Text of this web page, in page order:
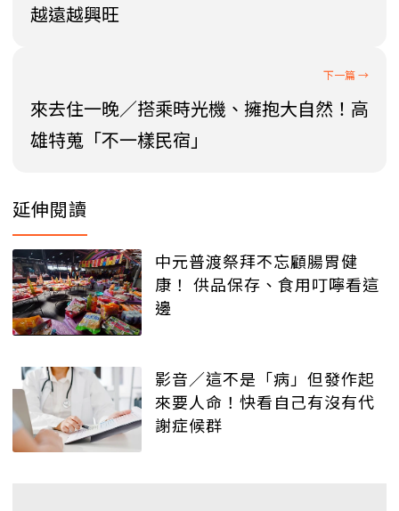
越遠越興旺
來去住一晚／搭乘時光機、擁抱大自然！高
雄特蒐「不一樣民宿」
延伸閱讀
中元普渡祭拜不忘顧腸胃健
康！ 供品保存、食用叮嚀看這
邊
影音／這不是「病」但發作起
來要人命！快看自己有沒有代
謝症候群